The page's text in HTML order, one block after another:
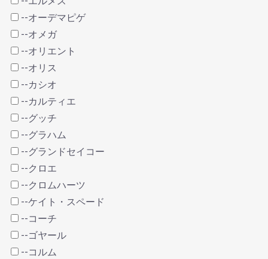
--オーデマピゲ
--オメガ
--オリエント
--オリス
--カシオ
--カルティエ
--グッチ
--グラハム
--グランドセイコー
--クロエ
--クロムハーツ
--ケイト・スペード
--コーチ
--ゴヤール
--コルム